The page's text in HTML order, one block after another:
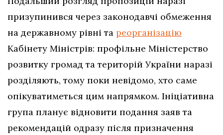
призупинився через законодавчі обмеження
на державному рівні та реорганізацію
Кабінету Міністрів: профільне Міністерство
розвитку громад та територій України наразі
розділяють, тому поки невідомо, хто саме
опікуватиметься цим напрямком. Ініціативна
група планує відновити подання заяв та
рекомендацій одразу після призначення